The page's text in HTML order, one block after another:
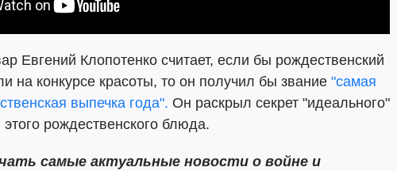
Евгений Клопотенко считает, если бы рождественский
на конкурсе красоты, то он получил бы звание "самая
выпечка года". Он раскрыл секрет "идеального"
этого рождественского блюда.
самые актуальные новости о войне и